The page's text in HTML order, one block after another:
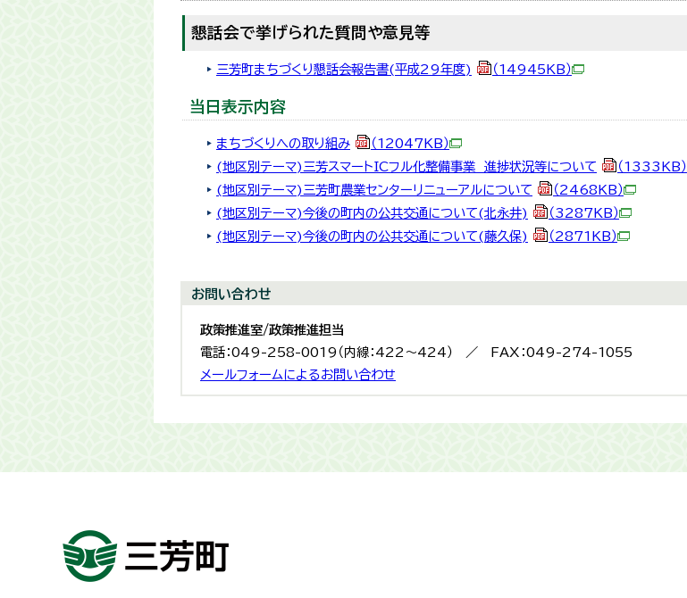
懇話会で挙げられた質問や意見等
三芳町まちづくり懇話会報告書(平成29年度) （14945KB）
当日表示内容
まちづくりへの取り組み
（12047KB）
(地区別テーマ)三芳スマートICフル化整備事業 進捗状況等について
（1333KB）
(地区別テーマ)三芳町農業センターリニューアルについて
（2468KB）
(地区別テーマ)今後の町内の公共交通について(北永井)
（3287KB）
(地区別テーマ)今後の町内の公共交通について(藤久保)
（2871KB）
お問い合わせ
政策推進室/政策推進担当
電話：049-258-0019（内線：422～424） ／ FAX：049-274-1055
メールフォームによるお問い合わせ